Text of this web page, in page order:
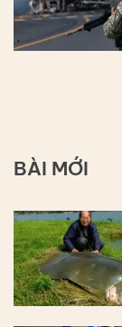
BÀI MỚI